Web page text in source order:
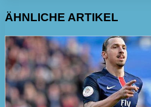
ÄHNLICHE ARTIKEL